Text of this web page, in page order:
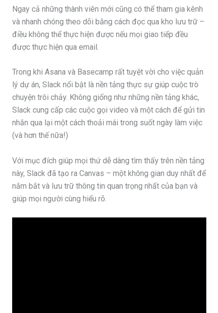
Ngay cả những thành viên mới cũng có thể tham gia kênh
và nhanh chóng theo dõi bằng cách đọc qua kho lưu trữ –
điều không thể thực hiện được nếu mọi giao tiếp đều
được thực hiện qua email.
Trong khi Asana và Basecamp rất tuyệt vời cho việc quản
lý dự án, Slack nổi bật là nền tảng thực sự giúp cuộc trò
chuyện trôi chảy. Không giống như những nền tảng khác,
Slack cung cấp các cuộc gọi video và một cách để gửi tin
nhắn qua lại một cách thoải mái trong suốt ngày làm việc
(và hơn thế nữa!)
Với mục đích giúp mọi thứ dễ dàng tìm thấy trên nền tảng
này, Slack đã tạo ra Canvas – một không gian duy nhất để
nắm bắt và lưu trữ thông tin quan trọng nhất của bạn và
giúp mọi người cùng hiểu rõ.